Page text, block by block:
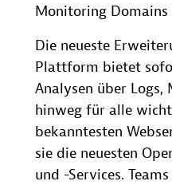
Monitoring Domains
Die neueste
Plattform bietet
Analysen über Logs,
hinweg für alle
bekanntesten
sie die neuesten
und -Services.